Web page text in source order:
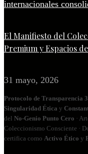
El Manifiesto del
Premium y Espacios
31 mayo, 2026
Protocolo de Transparencia
Singularidad Ética y
del No‑Genio Punto Cero ·
Coleccionismo Consciente ·
certifica como Activo Ético y